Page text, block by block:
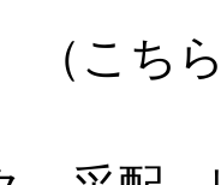
（こち